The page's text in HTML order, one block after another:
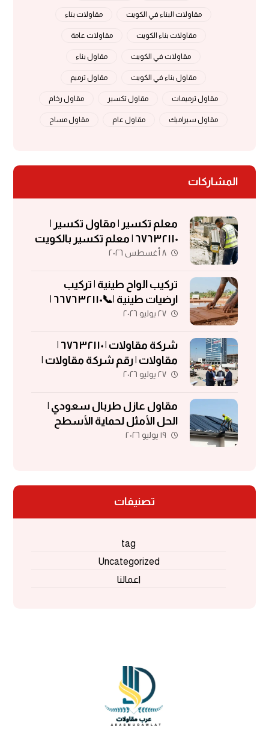
مقاولات البناء في الكويت مقاولات بناء
مقاولات بناء الكويت مقاولات عامة
مقاولات في الكويت مقاول بناء
مقاول بناء في الكويت مقاول ترميم
مقاول ترميمات مقاول تكسير مقاول رخام
مقاول سيراميك مقاول عام مقاول مساح
المشاركات
معلم تكسير | مقاول تكسير |
٦٧٦٣٢١١٠ | معلم تكسير بالكويت
٨ أغسطس ٢٠٢٦
تركيب الواح طينية | تركيب
ارضيات طينية |📞٦٦٧٦٣٢١١٠ |
الواح طينية | معلم تركيب الواح
٢٧ يوليو ٢٠٢٦
شركة مقاولات | ٦٧٦٣٢١١٠ |
مقاولات | رقم شركة مقاولات |
مقاولات الكويت
٢٧ يوليو ٢٠٢٦
مقاول عازل طربال سعودي |
الحل الأمثل لحماية الأسطح
والمباني
١٩ يوليو ٢٠٢٦
تصنيفات
tag
Uncategorized
اعمالنا